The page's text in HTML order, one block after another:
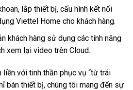
lắp thiết bị, cấu hình kết nối
Viettel Home cho khách hàng.
khách hàng sử dụng các tính năng
xem lại video trên Cloud.
với tinh thần phục vụ “từ trái
bán thiết bị, chúng tôi mang đến sự